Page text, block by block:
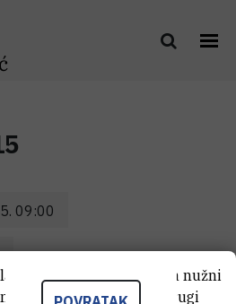
09:00
Neki od tih kolačića nužni
stranice, dok se drugi